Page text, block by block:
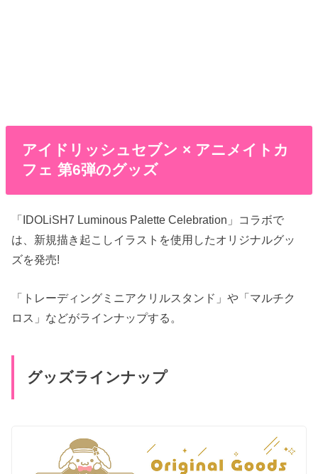
アイドリッシュセブン × アニメイトカ
フェ 第6弾のグッズ
「IDOLiSH7 Luminous Palette Celebration」コラボで
は、新規描き起こしイラストを使用したオリジナルグッ
ズを発売!
「トレーディングミニアクリルスタンド」や「マルチク
ロス」などがラインナップする。
グッズラインナップ